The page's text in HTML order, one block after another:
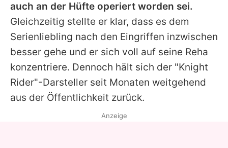
auch an der Hüfte operiert worden sei.
Gleichzeitig stellte er klar, dass es dem
Serienliebling nach den Eingriffen inzwischen
besser gehe und er sich voll auf seine Reha
konzentriere. Dennoch hält sich der "Knight
Rider"-Darsteller seit Monaten weitgehend
aus der Öffentlichkeit zurück.
Anzeige